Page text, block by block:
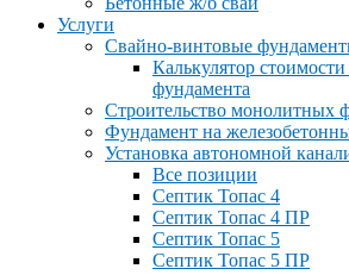
Услуги
Свайно-винтовые
Калькулятор
фундамента
Строительство монолитных
Фундамент на
Установка автономной
Все позиции
Септик Топас 4
Септик Топас 4 ПР
Септик Топас 5
Септик Топас 5 ПР